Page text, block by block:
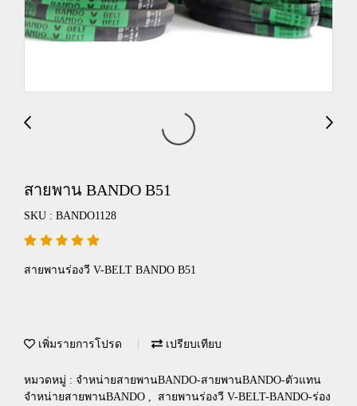
สายพาน BANDO B51
SKU : BANDO1128
สายพานร่องวี V-BELT BANDO B51
เพิ่มรายการโปรด เปรียบเทียบ
หมวดหมู่ : จำหน่ายสายพานBANDO-สายพานBANDO-ตัวแทน
จำหน่ายสายพานBANDO ,
สายพานร่องวี V-BELT-BANDO-ร่อง